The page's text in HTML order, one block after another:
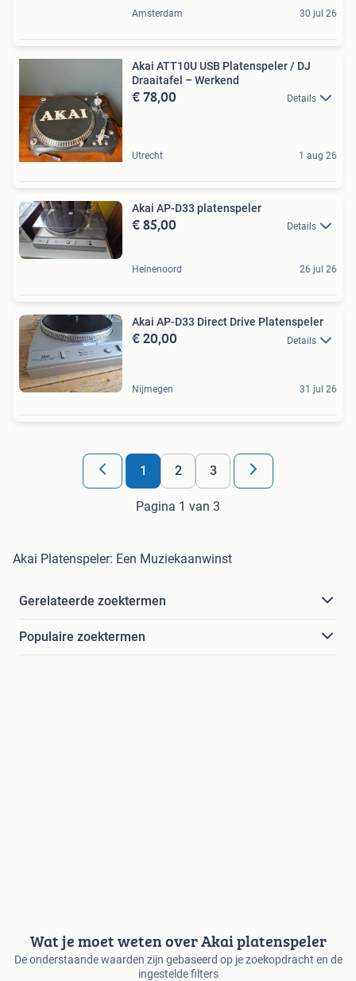
Amsterdam 30 jul 26
Akai ATT10U USB Platenspeler / DJ
Draaitafel – Werkend
€ 78,00 Details
Utrecht 1 aug 26
Akai AP-D33 platenspeler
€ 85,00 Details
Heinenoord 26 jul 26
Akai AP-D33 Direct Drive Platenspeler
€ 20,00 Details
Nijmegen 31 jul 26
1 2 3
Pagina 1 van 3
Akai Platenspeler: Een Muziekaanwinst
Gerelateerde zoektermen
Populaire zoektermen
Wat je moet weten over Akai platenspeler
De onderstaande waarden zijn gebaseerd op je zoekopdracht en de
ingestelde filters